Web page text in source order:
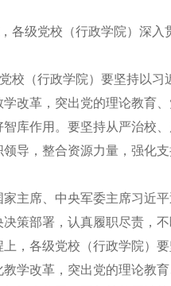
党校（行政学院）深入贯
行政学院）要坚持以习近
改革，突出党的理论教育
库作用。要坚持从严治校
导，整合资源力量，强化
席、中央军委主席习近平
策部署，认真履职尽责，
各级党校（行政学院）要
学改革，突出党的理论教